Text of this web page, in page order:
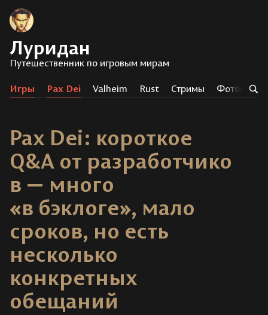
Луридан
Путешественник по игровым мирам
Игры Pax Dei Valheim Rust Стримы
Pax Dei: короткое
Q&A от разработчико
в — много
«в бэклоге», мало
сроков, но есть
несколько
конкретных
обещаний